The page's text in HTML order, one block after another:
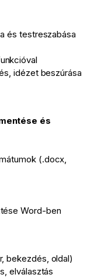
és testreszabása
idézet beszúrása
és
(.docx,
Word-ben
bekezdés, oldal)
elválasztás